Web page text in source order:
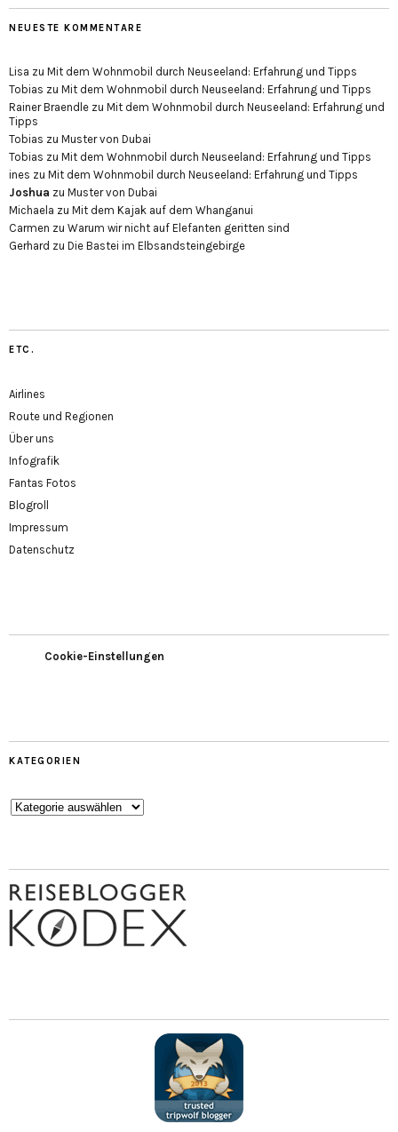
NEUESTE KOMMENTARE
Lisa zu Mit dem Wohnmobil durch Neuseeland: Erfahrung und Tipps
Tobias zu Mit dem Wohnmobil durch Neuseeland: Erfahrung und Tipps
Rainer Braendle zu Mit dem Wohnmobil durch Neuseeland: Erfahrung und
Tipps
Tobias zu Muster von Dubai
Tobias zu Mit dem Wohnmobil durch Neuseeland: Erfahrung und Tipps
ines zu Mit dem Wohnmobil durch Neuseeland: Erfahrung und Tipps
Joshua zu Muster von Dubai
Michaela zu Mit dem Kajak auf dem Whanganui
Carmen zu Warum wir nicht auf Elefanten geritten sind
Gerhard zu Die Bastei im Elbsandsteingebirge
ETC.
Airlines
Route und Regionen
Über uns
Infografik
Fantas Fotos
Blogroll
Impressum
Datenschutz
Cookie-Einstellungen
KATEGORIEN
Kategorien